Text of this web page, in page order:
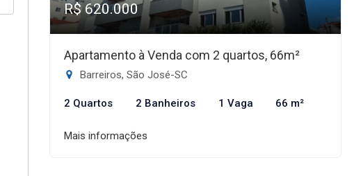
R$ 620.000
Apartamento à Venda com 2 quartos, 66m²
Barreiros, São José-SC
2 Quartos 2 Banheiros 1 Vaga 66 m²
Mais informações